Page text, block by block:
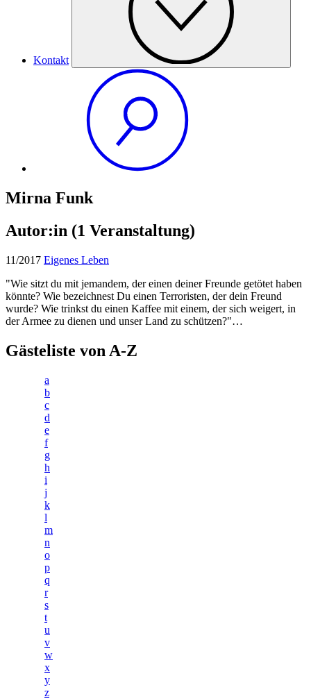
Kontakt
Mirna Funk
Autor:in (1 Veranstaltung)
11/2017 Eigenes Leben
"Wie sitzt du mit jemandem, der einen deiner Freunde getötet haben
könnte? Wie bezeichnest Du einen Terroristen, der dein Freund
wurde? Wie trinkst du einen Kaffee mit einem, der sich weigert, in
der Armee zu dienen und unser Land zu schützen?"…
Gästeliste von A-Z
a
b
c
d
e
f
g
h
i
j
k
l
m
n
o
p
q
r
s
t
u
v
w
x
y
z